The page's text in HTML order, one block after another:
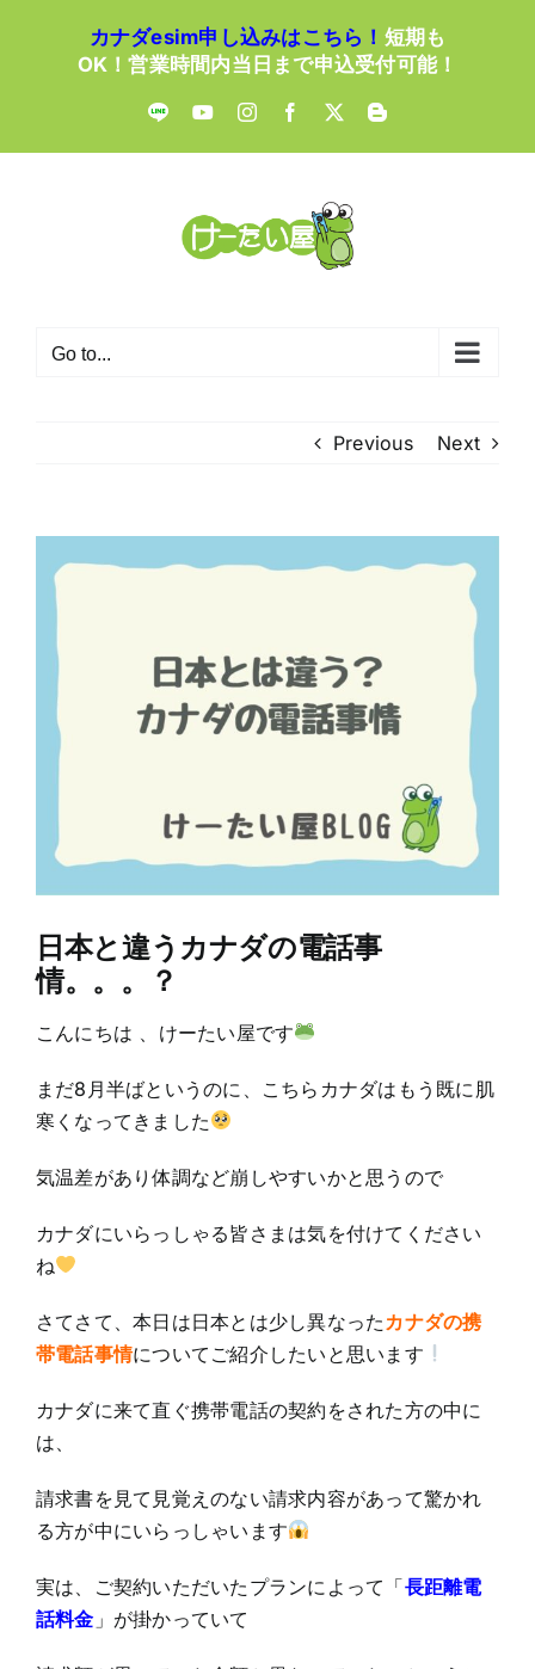
カナダesim申し込みはこちら！ 短期も
OK！営業時間内当日まで申込受付可能！
LINE YouTubeInstagramFacebook
X Blogger
Go to...
Previous Next
Larger
日本と違うカナダの電話事
情。。。？
こんにちは 、けーたい屋です
まだ8月半ばというのに、こちらカナダはもう既に肌
寒くなってきました
気温差があり体調など崩しやすいかと思うので
カナダにいらっしゃる皆さまは気を付けてください
ね
さてさて、本日は日本とは少し異なった カナダの携
帯電話事情についてご紹介したいと思います
カナダに来て直ぐ携帯電話の契約をされた方の中に
は、
請求書を見て見覚えのない請求内容があって驚かれ
る方が中にいらっしゃいます
実は、ご契約いただいたプランによって「長距離電
話料金 」が掛かっていて